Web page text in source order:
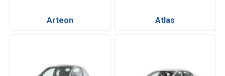
Arteon Atlas